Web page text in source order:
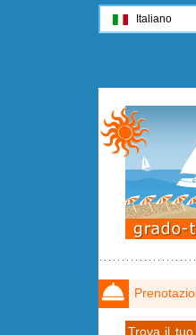
Trova il tuo
Italiano